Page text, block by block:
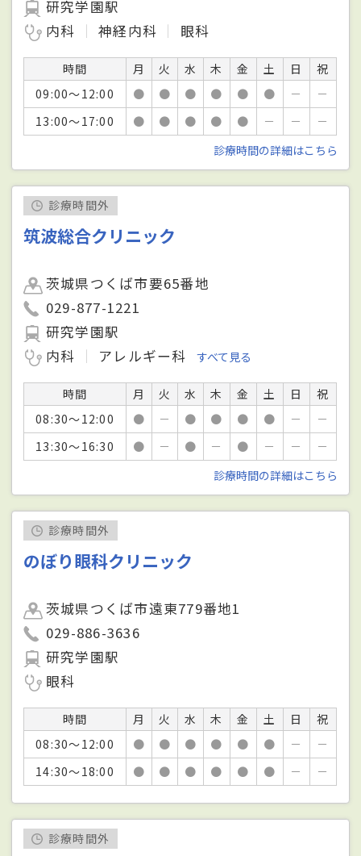
研究学園駅
内科
神経内科 眼科
時間 月 火 水 木 金 土 日
祝
09:00～12:00
● ● ● ● ● ● －
－
13:00～17:00
● ● ● ● ● － －
－
診療時間の詳細はこちら
診療時間外
筑波総合クリニック
茨城県つくば市要65番地
029-877-1221
研究学園駅
内科
アレルギー科 すべて見る
時間 月 火 水 木 金 土 日
祝
08:30～12:00
● － ● ● ● ● －
－
13:30～16:30
● － ● － ● － －
－
診療時間の詳細はこちら
診療時間外
のぼり眼科クリニック
茨城県つくば市遠東779番地1
029-886-3636
研究学園駅
眼科
時間 月 火 水 木 金 土 日
祝
08:30～12:00
● ● ● ● ● ● －
－
14:30～18:00
● ● ● ● ● ● － －
診療時間外